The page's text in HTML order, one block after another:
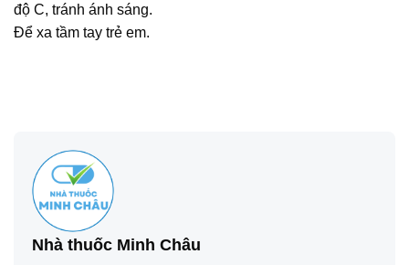
độ C, tránh ánh sáng.
Để xa tầm tay trẻ em.
Nhà thuốc Minh Châu